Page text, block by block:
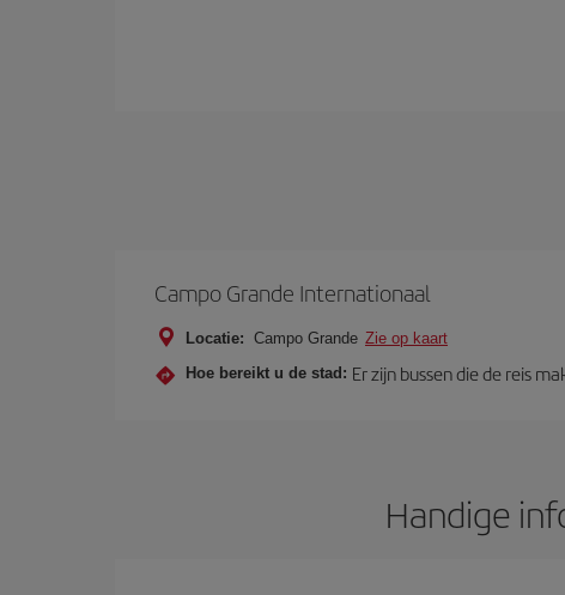
Campo Grande Internationaal
Locatie: Campo Grande Zie op kaart
Hoe bereikt u de stad: Er zijn bussen die de reis
Handige